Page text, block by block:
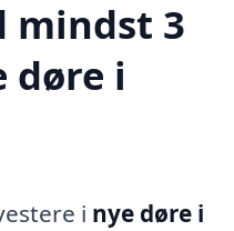
mindst 3
døre i
i nye døre i